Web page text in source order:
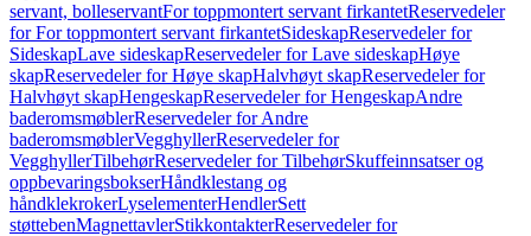
servant, bolleservantFor toppmontert servant firkantetReservedeler
for For toppmontert servant firkantetSideskapReservedeler for
SideskapLave sideskapReservedeler for Lave sideskapHøye
skapReservedeler for Høye skapHalvhøyt skapReservedeler for
Halvhøyt skapHengeskapReservedeler for HengeskapAndre
baderomsmøblerReservedeler for Andre
baderomsmøblerVegghyllerReservedeler for
VegghyllerTilbehørReservedeler for TilbehørSkuffeinnsatser og
oppbevaringsbokserHåndklestang og
håndklekrokerLyselementerHendlerSett
støttebenMagnettavlerStikkontakterReservedeler for